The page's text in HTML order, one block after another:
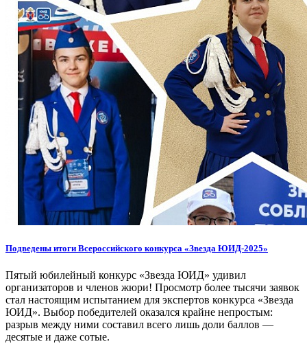
Подведены итоги Всероссийского конкурса «Звезда ЮИД-2025»
Пятый юбилейный конкурс «Звезда ЮИД» удивил
организаторов и членов жюри! Просмотр более тысячи заявок
стал настоящим испытанием для экспертов конкурса «Звезда
ЮИД». Выбор победителей оказался крайне непростым:
разрыв между ними составил всего лишь доли баллов —
десятые и даже сотые.